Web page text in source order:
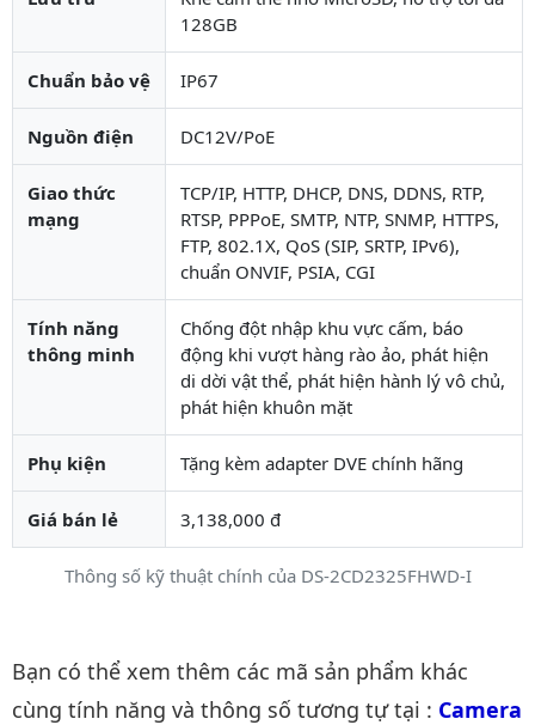
Thông số kỹ thuật chính của DS-2CD2325FHWD-I
128GB
Chuẩn bảo vệ IP67
Nguồn điện DC12V/PoE
Giao thức
mạng
TCP/IP, HTTP, DHCP, DNS, DDNS, RTP,
RTSP, PPPoE, SMTP, NTP, SNMP, HTTPS,
FTP, 802.1X, QoS (SIP, SRTP, IPv6),
chuẩn ONVIF, PSIA, CGI
Tính năng
thông minh
Chống đột nhập khu vực cấm, báo
động khi vượt hàng rào ảo, phát hiện
di dời vật thể, phát hiện hành lý vô chủ,
phát hiện khuôn mặt
Phụ kiện Tặng kèm adapter DVE chính hãng
Giá bán lẻ 3,138,000 đ
Danh mục liên quan
Bạn có thể xem thêm các mã sản phẩm khác
cùng tính năng và thông số tương tự tại : Camera